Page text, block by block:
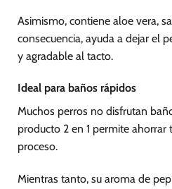
Asimismo, contiene aloe vera,
consecuencia, ayuda a dejar el
y agradable al tacto.
Ideal para baños rápidos
Muchos perros no disfrutan
producto 2 en 1 permite
proceso.
Mientras tanto, su aroma de